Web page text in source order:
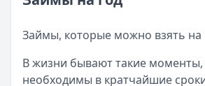
Все статьи
Возврат переплаты в «Займере»:
Опубликовано:5 декабря 2025 г.
Читать новость
Займы, которые можно взять на
В жизни бывают такие моменты,
необходимы в кратчайшие